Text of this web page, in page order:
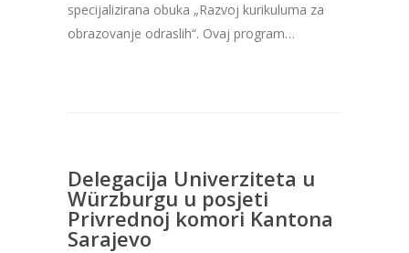
specijalizirana obuka „Razvoj kurikuluma za
obrazovanje odraslih“. Ovaj program…
Delegacija Univerziteta u
Würzburgu u posjeti
Privrednoj komori Kantona
Sarajevo